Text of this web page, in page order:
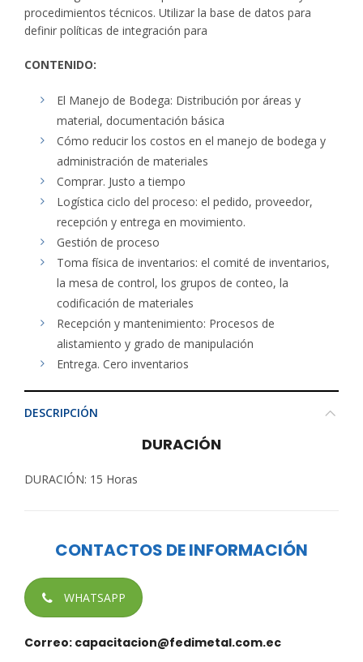
procedimientos técnicos. Utilizar la base de datos para
definir políticas de integración para
CONTENIDO:
El Manejo de Bodega: Distribución por áreas y
material, documentación básica
Cómo reducir los costos en el manejo de bodega y
administración de materiales
Comprar. Justo a tiempo
Logística ciclo del proceso: el pedido, proveedor,
recepción y entrega en movimiento.
Gestión de proceso
Toma física de inventarios: el comité de inventarios,
la mesa de control, los grupos de conteo, la
codificación de materiales
Recepción y mantenimiento: Procesos de
alistamiento y grado de manipulación
Entrega. Cero inventarios
DESCRIPCIÓN
DURACIÓN
DURACIÓN: 15 Horas
CONTACTOS DE INFORMACIÓN
WHATSAPP
Correo: capacitacion@fedimetal.com.ec